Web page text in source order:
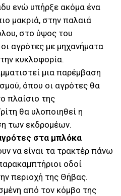
ενώ υπήρξε ακόμα ένα
μακριά, στην παλαιά
στο ύψος του
αγρότες με μηχανήματα
κυκλοφορία.
μια παρέμβαση
όπου οι αγρότες θα
πλαίσιο της
θα υλοποιηθεί η
των εκδρομέων.
στα μπλόκα
να είναι τα τρακτέρ πάνω
οδοί
περιοχή της Θήβας.
από τον κόμβο της